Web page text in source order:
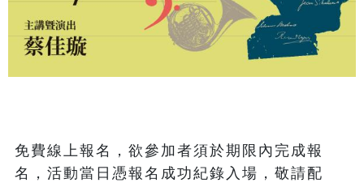
免費線上報名，欲參加者須於期限內完成報
名，活動當日憑報名成功紀錄入場，敬請配